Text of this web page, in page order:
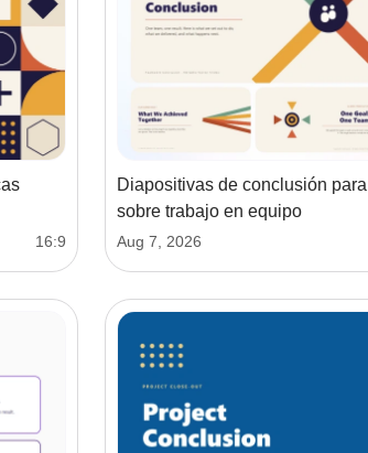
16:9
Diapositivas de conclusión
sobre trabajo en equipo
Aug 7, 2026